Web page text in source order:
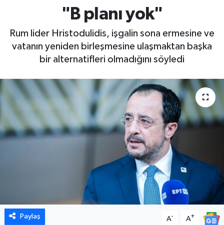
"B planı yok"
Rum lider Hristodulidis, işgalin sona ermesine ve
vatanın yeniden birleşmesine ulaşmaktan başka
bir alternatifleri olmadığını söyledi
Paylaş A- A+
Son Dakika Haberleri
Haber Arşivi